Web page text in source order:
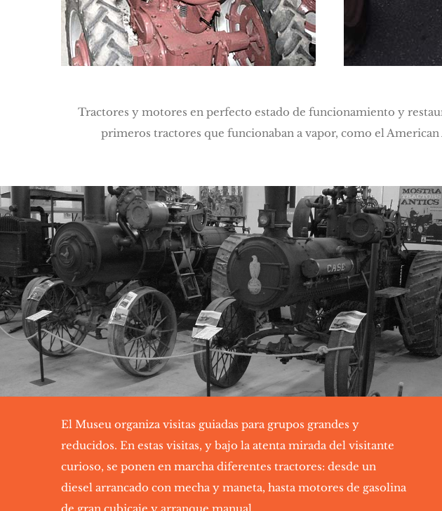
Tractores y motores en perfecto estado de funcionamiento y
primeros tractores que funcionaban a vapor, como el
El Museu organiza visitas guiadas para grupos grandes y
reducidos. En estas visitas, y bajo la atenta mirada del visitante
curioso, se ponen en marcha diferentes tractores: desde un
diesel arrancado con mecha y maneta, hasta motores de gasolina
de gran cubicaje y arranque manual.